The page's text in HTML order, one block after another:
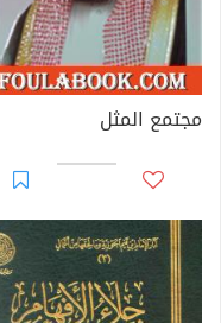
مجتمع المثل